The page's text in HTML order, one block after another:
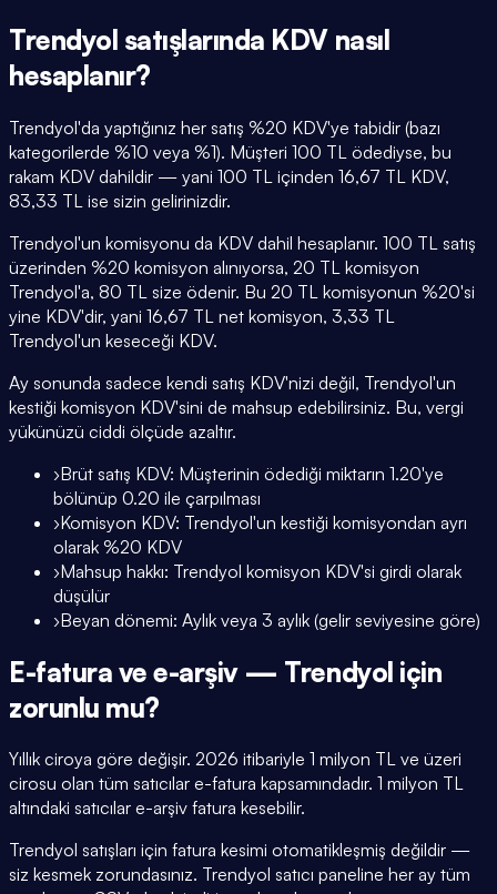
Trendyol satışlarında KDV nasıl
hesaplanır?
Trendyol'da yaptığınız her satış %20 KDV'ye tabidir (bazı
kategorilerde %10 veya %1). Müşteri 100 TL ödediyse, bu
rakam KDV dahildir — yani 100 TL içinden 16,67 TL KDV,
83,33 TL ise sizin gelirinizdir.
Trendyol'un komisyonu da KDV dahil hesaplanır. 100 TL satış
üzerinden %20 komisyon alınıyorsa, 20 TL komisyon
Trendyol'a, 80 TL size ödenir. Bu 20 TL komisyonun %20'si
yine KDV'dir, yani 16,67 TL net komisyon, 3,33 TL
Trendyol'un keseceği KDV.
Ay sonunda sadece kendi satış KDV'nizi değil, Trendyol'un
kestiği komisyon KDV'sini de mahsup edebilirsiniz. Bu, vergi
yükünüzü ciddi ölçüde azaltır.
›Brüt satış KDV: Müşterinin ödediği miktarın 1.20'ye
bölünüp 0.20 ile çarpılması
›Komisyon KDV: Trendyol'un kestiği komisyondan ayrı
olarak %20 KDV
›Mahsup hakkı: Trendyol komisyon KDV'si girdi olarak
düşülür
›Beyan dönemi: Aylık veya 3 aylık (gelir seviyesine göre)
E-fatura ve e-arşiv — Trendyol için
zorunlu mu?
Yıllık ciroya göre değişir. 2026 itibariyle 1 milyon TL ve üzeri
cirosu olan tüm satıcılar e-fatura kapsamındadır. 1 milyon TL
altındaki satıcılar e-arşiv fatura kesebilir.
Trendyol satışları için fatura kesimi otomatikleşmiş değildir —
siz kesmek zorundasınız. Trendyol satıcı paneline her ay tüm